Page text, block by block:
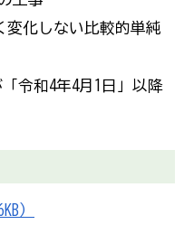
変化しない比較的単純
令和4年4月1日」以降
）